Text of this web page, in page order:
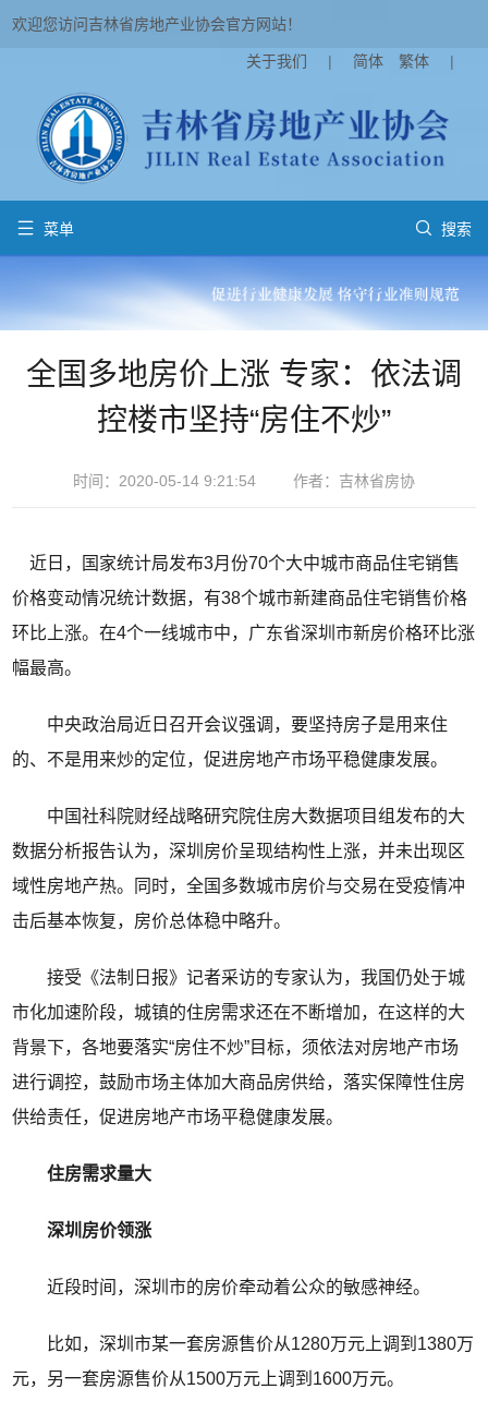
欢迎您访问吉林省房地产业协会官方网站！
关于我们 | 简体 繁体 |
 菜单  搜索
全国多地房价上涨 专家：依法调
控楼市坚持“房住不炒”
时间：2020-05-14 9:21:54 作者：吉林省房协
近日，国家统计局发布3月份70个大中城市商品住宅销售
价格变动情况统计数据，有38个城市新建商品住宅销售价格
环比上涨。在4个一线城市中，广东省深圳市新房价格环比涨
幅最高。
中央政治局近日召开会议强调，要坚持房子是用来住
的、不是用来炒的定位，促进房地产市场平稳健康发展。
中国社科院财经战略研究院住房大数据项目组发布的大
数据分析报告认为，深圳房价呈现结构性上涨，并未出现区
域性房地产热。同时，全国多数城市房价与交易在受疫情冲
击后基本恢复，房价总体稳中略升。
接受《法制日报》记者采访的专家认为，我国仍处于城
市化加速阶段，城镇的住房需求还在不断增加，在这样的大
背景下，各地要落实“房住不炒”目标，须依法对房地产市场
进行调控，鼓励市场主体加大商品房供给，落实保障性住房
供给责任，促进房地产市场平稳健康发展。
住房需求量大
深圳房价领涨
近段时间，深圳市的房价牵动着公众的敏感神经。
比如，深圳市某一套房源售价从1280万元上调到1380万
元，另一套房源售价从1500万元上调到1600万元。